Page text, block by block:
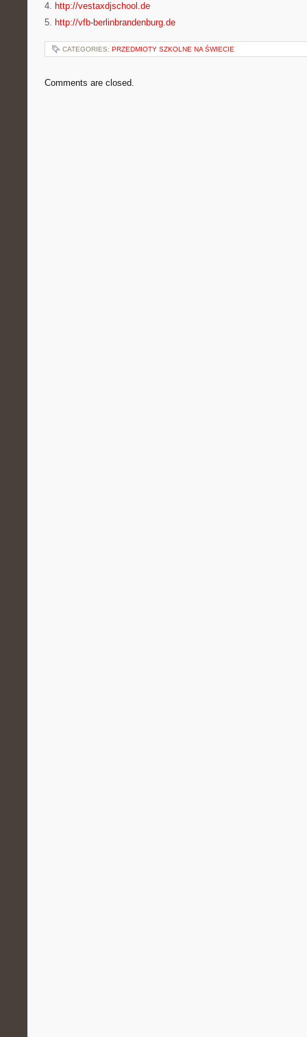
4. http://vestaxdjschool.de
5. http://vfb-berlinbrandenburg.de
CATEGORIES: PRZEDMIOTY SZKOLNE NA ŚWIECIE
Comments are closed.